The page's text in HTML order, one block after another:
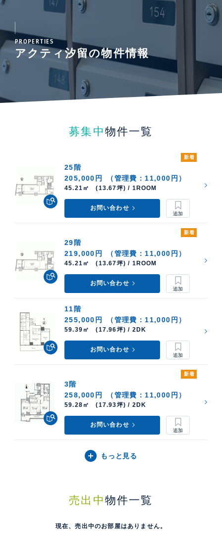
PROPERTIES
アクティ汐留の物件情報
募集中 物件一覧
新着
25階
205,000円
（管理費：11,000円）
45.21㎡ (13.67坪) / 1ROOM
お問い合わせ
新着
29階
219,000円
（管理費：11,000円）
45.21㎡ (13.67坪) / 1ROOM
お問い合わせ
11階
255,000円
（管理費：11,000円）
59.39㎡ (17.96坪) / 2DK
お問い合わせ
新着
3階
258,000円
（管理費：11,000円）
59.28㎡ (17.93坪) / 2DK
お問い合わせ
もっと見る
売出中 物件一覧
現在、売出中のお部屋はありません。